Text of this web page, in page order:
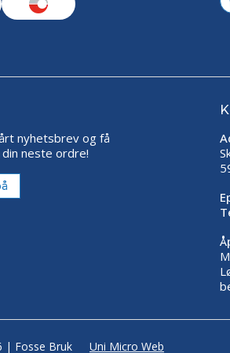
nyhetsbrev og få
neste ordre!
| Fosse Bruk Uni Micro Web